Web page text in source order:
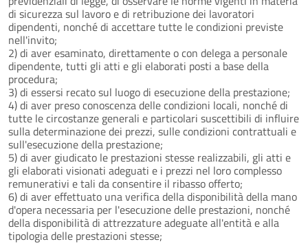
di sicurezza sul lavoro e di retribuzione dei lavoratori
dipendenti, nonché di accettare tutte le condizioni previste
nell'invito;
2) di aver esaminato, direttamente o con delega a personale
dipendente, tutti gli atti e gli elaborati posti a base della
procedura;
3) di essersi recato sul luogo di esecuzione della prestazione;
4) di aver preso conoscenza delle condizioni locali, nonché di
tutte le circostanze generali e particolari suscettibili di influire
sulla determinazione dei prezzi, sulle condizioni contrattuali e
sull'esecuzione della prestazione;
5) di aver giudicato le prestazioni stesse realizzabili, gli atti e
gli elaborati visionati adeguati e i prezzi nel loro complesso
remunerativi e tali da consentire il ribasso offerto;
6) di aver effettuato una verifica della disponibilità della mano
d'opera necessaria per l'esecuzione delle prestazioni, nonché
della disponibilità di attrezzature adeguate all'entità e alla
tipologia delle prestazioni stesse;